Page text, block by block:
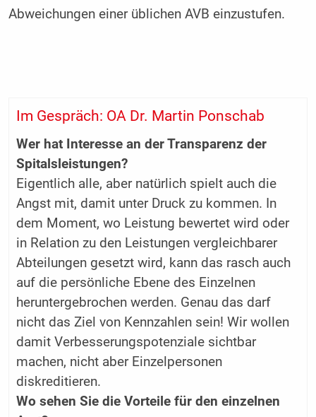
Abweichungen einer üblichen AVB einzustufen.
Im Gespräch: OA Dr. Martin Ponschab
Wer hat Interesse an der Transparenz der
Spitalsleistungen?
Eigentlich alle, aber natürlich spielt auch die
Angst mit, damit unter Druck zu kommen. In
dem Moment, wo Leistung bewertet wird oder
in Relation zu den Leistungen vergleichbarer
Abteilungen gesetzt wird, kann das rasch auch
auf die persönliche Ebene des Einzelnen
heruntergebrochen werden. Genau das darf
nicht das Ziel von Kennzahlen sein! Wir wollen
damit Verbesserungspotenziale sichtbar
machen, nicht aber Einzelpersonen
diskreditieren.
Wo sehen Sie die Vorteile für den einzelnen